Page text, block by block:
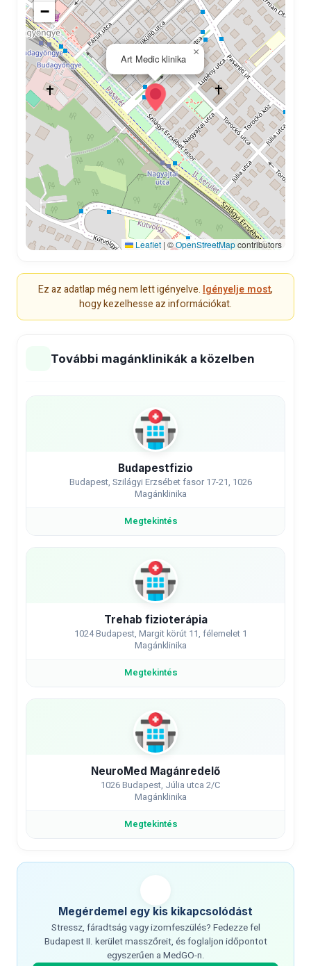
Art Medic klinika
×
−
Leaflet | ©OpenStreetMapcontributors
Ez az adatlap még nem lett igényelve. Igényelje most,
hogy kezelhesse az információkat.
További magánklinikák a közelben
Budapestfizio
Budapest, Szilágyi Erzsébet fasor 17-21, 1026
Magánklinika
Megtekintés
Trehab fizioterápia
1024 Budapest, Margit körút 11, félemelet 1
Magánklinika
Megtekintés
NeuroMed Magánredelő
1026 Budapest, Júlia utca 2/C
Magánklinika
Megtekintés
Megérdemel egy kis kikapcsolódást
Stressz, fáradtság vagy izomfeszülés? Fedezze fel
Budapest II. kerület masszőreit, és foglaljon időpontot
egyszerűen a MedGO-n.